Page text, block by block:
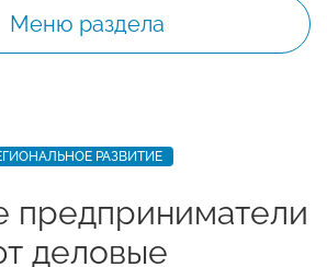
Меню раздела
РАЗВИТИЕ
предприниматели
деловые